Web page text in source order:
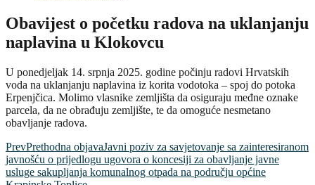
Obavijest o početku radova na uklanjanju
naplavina u Klokovcu
U ponedjeljak 14. srpnja 2025. godine počinju radovi Hrvatskih
voda na uklanjanju naplavina iz korita vodotoka – spoj do potoka
Erpenjčica. Molimo vlasnike zemljišta da osiguraju međne oznake
parcela, da ne obrađuju zemljište, te da omoguće nesmetano
obavljanje radova.
PrevPrethodna objavaJavni poziv za savjetovanje sa zainteresiranom
javnošću o prijedlogu ugovora o koncesiji za obavljanje javne
usluge sakupljanja komunalnog otpada na području općine